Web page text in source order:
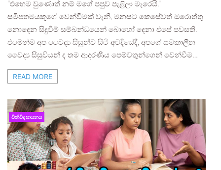
​”එහෙම වුණොත් නම් මගේ පපුව පැළිලා මැරෙයි.”
සමීපතමයකුගේ වෙන්වීමක් වැනි, මනසට කෙසේවත් ඔරොත්තු
නොදෙන සිදුවීම් සම්බන්ධයෙන් බොහෝ දෙනා එසේ පවසති.
එමෙන්ම අප වෛද්‍ය සිසුන්ව සිටි අවදියේදී, අපගේ සමකාලීන
වෛද්‍ය සිසුවියන් ද තම ආදරණීය පෙම්වතුන්ගෙන් වෙන්වීම…
READ MORE
විනිවිද සායනය